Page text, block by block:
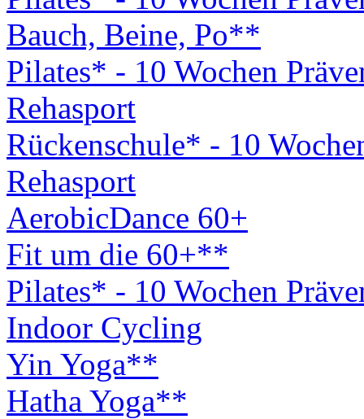
Bauch, Beine, Po**
Pilates* - 10 Wochen
Rehasport
Rückenschule* - 10
Rehasport
AerobicDance 60+
Fit um die 60+**
Pilates* - 10 Wochen
Indoor Cycling
Yin Yoga**
Hatha Yoga**